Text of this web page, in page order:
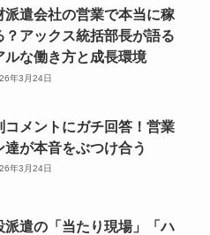
派遣会社の営業で本当に稼
？アックス統括部長が語る
ルな働き方と成長環境
年3月24日
コメントにガチ回答！営業
達が本音をぶつけ合う
年3月24日
派遣の「当たり現場」「ハ